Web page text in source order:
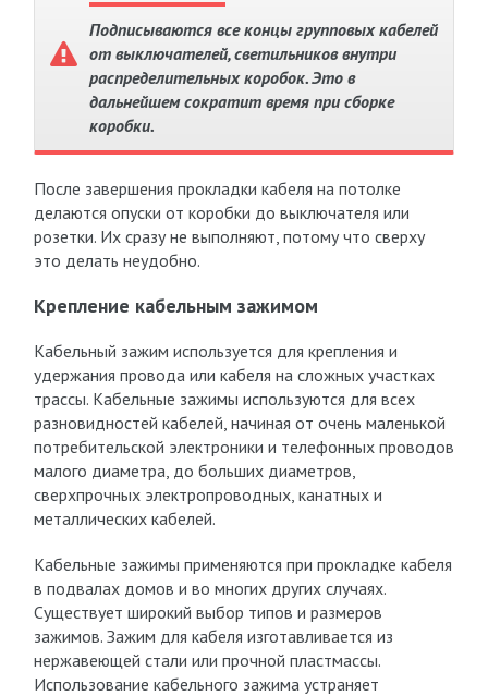
Подписываются все концы групповых кабелей
от выключателей, светильников внутри
распределительных коробок. Это в
дальнейшем сократит время при сборке
коробки.
После завершения прокладки кабеля на потолке
делаются опуски от коробки до выключателя или
розетки. Их сразу не выполняют, потому что сверху
это делать неудобно.
Крепление кабельным зажимом
Кабельный зажим используется для крепления и
удержания провода или кабеля на сложных участках
трассы. Кабельные зажимы используются для всех
разновидностей кабелей, начиная от очень маленькой
потребительской электроники и телефонных проводов
малого диаметра, до больших диаметров,
сверхпрочных электропроводных, канатных и
металлических кабелей.
Кабельные зажимы применяются при прокладке кабеля
в подвалах домов и во многих других случаях.
Существует широкий выбор типов и размеров
зажимов. Зажим для кабеля изготавливается из
нержавеющей стали или прочной пластмассы.
Использование кабельного зажима устраняет